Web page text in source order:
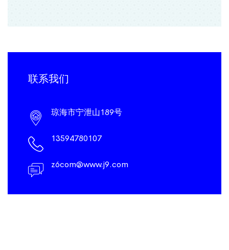
联系我们
琼海市宁泄山189号
13594780107
z6com@www.j9.com